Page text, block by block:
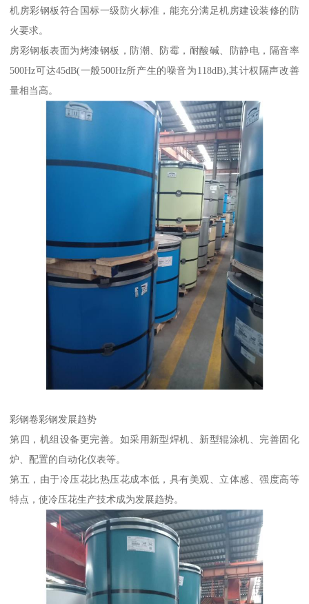
机房彩钢板符合国标一级防火标准，能充分满足机房建设装修的防
火要求。
房彩钢板表面为烤漆钢板，防潮、防霉，耐酸碱、防静电，隔音率
500Hz可达45dB(一般500Hz所产生的噪音为118dB),其计权隔声改善
量相当高。
彩钢卷彩钢发展趋势
第四，机组设备更完善。如采用新型焊机、新型辊涂机、完善固化
炉、配置的自动化仪表等。
第五，由于冷压花比热压花成本低，具有美观、立体感、强度高等
特点，使冷压花生产技术成为发展趋势。